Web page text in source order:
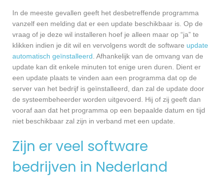
In de meeste gevallen geeft het desbetreffende programma
vanzelf een melding dat er een update beschikbaar is. Op de
vraag of je deze wil installeren hoef je alleen maar op “ja” te
klikken indien je dit wil en vervolgens wordt de software update
automatisch geïnstalleerd. Afhankelijk van de omvang van de
update kan dit enkele minuten tot enige uren duren. Dient er
een update plaats te vinden aan een programma dat op de
server van het bedrijf is geïnstalleerd, dan zal de update door
de systeembeheerder worden uitgevoerd. Hij of zij geeft dan
vooraf aan dat het programma op een bepaalde datum en tijd
niet beschikbaar zal zijn in verband met een update.
Zijn er veel software
bedrijven in Nederland